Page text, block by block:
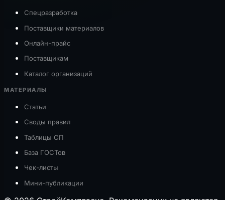
Спецразработка
Поставщики материалов
Онлайн-прайс
Поставщикам
Каталог организаций
МАТЕРИАЛЫ
Статьи
Своды правил
Таблицы СП
База ГОСТов
Чек-листы
Мини-публикации